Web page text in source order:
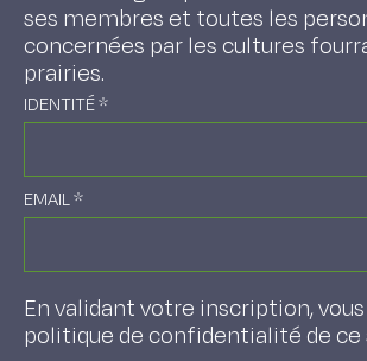
ses membres et toutes les
concernées par les cultures
prairies.
IDENTITÉ*
EMAIL*
En validant votre inscription,
politique de confidentialité de ce